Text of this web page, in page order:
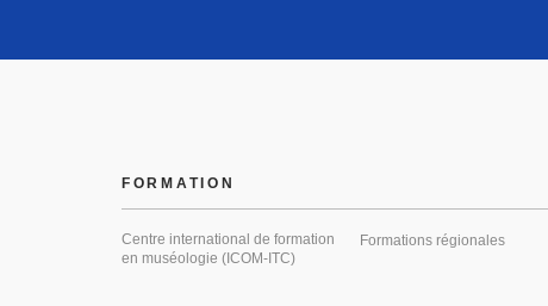
FORMATION
Centre international de formation
en muséologie (ICOM-ITC)
Formations régionales